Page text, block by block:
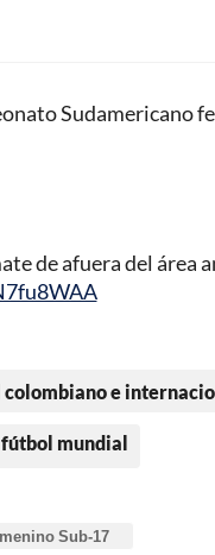
Sudamericano
de afuera del área
colombiano e
mundial
Sub-17